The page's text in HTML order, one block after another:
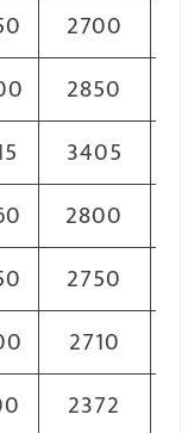
2700
2850
3405
2800
2750
2710
2372